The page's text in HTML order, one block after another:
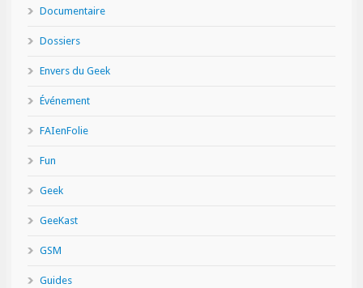
Documentaire
Dossiers
Envers du Geek
Événement
FAIenFolie
Fun
Geek
GeeKast
GSM
Guides